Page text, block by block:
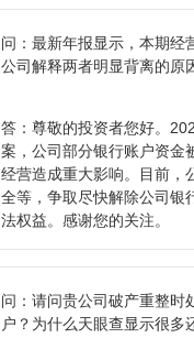
问： 最新年报显示，本期经
公司解释两者明显背离的原
答： 尊敬的投资者您好。
案，公司部分银行账户资金
经营造成重大影响。目前，
全等，争取尽快解除公司银
法权益。感谢您的关注。
问： 请问贵公司破产重整时
户？为什么天眼查显示很多